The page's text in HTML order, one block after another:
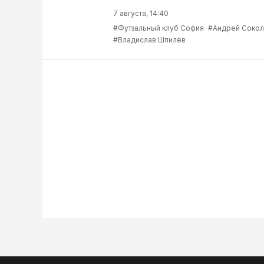
7 августа, 14:40
#Футзальный клуб София #Андрей
#Владислав Шпилёв